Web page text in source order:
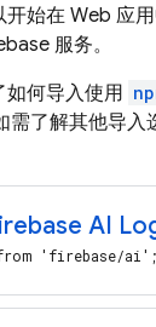
开始在 Web 应
服务。
如何导入使用
需了解其他导入
AI
'firebase/ai';